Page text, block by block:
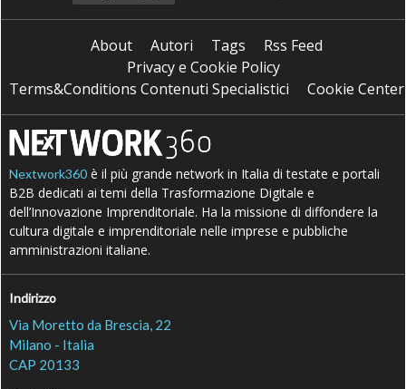
About Autori Tags
Rss Feed
Privacy e Cookie Policy
Terms&Conditions Contenuti Specialistici
Cookie Center
Nextwork360 è il più grande network in Italia di testate e portali
B2B dedicati ai temi della Trasformazione Digitale e
dell’Innovazione Imprenditoriale. Ha la missione di diffondere la
cultura digitale e imprenditoriale nelle imprese e pubbliche
amministrazioni italiane.
Indirizzo
Via Moretto da Brescia, 22
Milano - Italia
CAP 20133